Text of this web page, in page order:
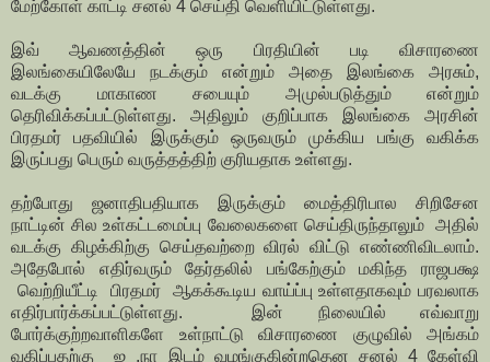
மேற்கோள் காட்டி சனல் 4 செய்தி வெளியிட்டுள்ளது.
இவ் ஆவணத்தின் ஒரு பிரதியின் படி விசாரணை
இலங்கையிலேயே நடக்கும் என்றும் அதை இலங்கை அரசும்,
வடக்கு மாகாண சபையும் அமுல்படுத்தும் என்றும்
தெரிவிக்கப்பட்டுள்ளது. அதிலும் குறிப்பாக இலங்கை அரசின்
பிரதமர் பதவியில் இருக்கும் ஒருவரும் முக்கிய பங்கு வகிக்க
இருப்பது பெரும் வருத்தத்திற் குரியதாக உள்ளது.
தற்போது ஜனாதிபதியாக இருக்கும் மைத்திரிபால சிறிசேன
நாட்டின் சில உள்கட்டமைப்பு வேலைகளை செய்திருந்தாலும் அதில்
வடக்கு கிழக்கிற்கு செய்தவற்றை விரல் விட்டு எண்ணிவிடலாம்.
அதேபோல் எதிர்வரும் தேர்தலில் பங்கேற்கும் மகிந்த ராஜபக்ஷ
வெற்றியீட்டி பிரதமர் ஆகக்கூடிய வாய்ப்பு உள்ளதாகவும் பரவலாக
எதிர்பார்க்கப்பட்டுள்ளது. இன் நிலையில் எவ்வாறு
போர்க்குற்றவாளிகளே உள்நாட்டு விசாரணை குழுவில் அங்கம்
வகிப்பதற்கு ஐ .நா இடம் வழங்குகின்றதென சனல் 4 கேள்வி